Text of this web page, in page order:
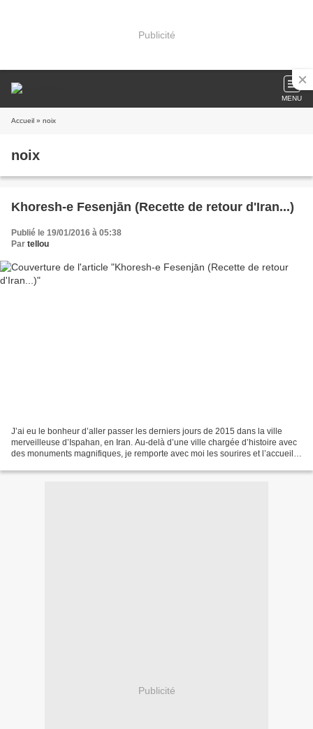
Publicité
MENU
Accueil » noix
noix
Khoresh-e Fesenjān (Recette de retour d'Iran...)
Publié le 19/01/2016 à 05:38
Par tellou
J’ai eu le bonheur d’aller passer les derniers jours de 2015 dans la ville
merveilleuse d’Ispahan, en Iran. Au-delà d’une ville chargée d’histoire avec
des monuments magnifiques, je remporte avec moi les sourires et l’accueil
Publicité